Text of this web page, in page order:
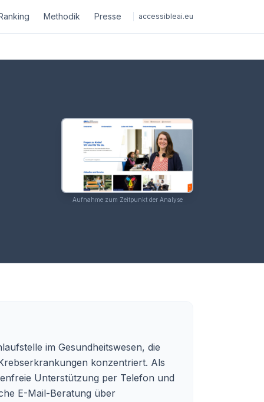
Methodik Presse accessibleai.eu
Aufnahme zum Zeitpunkt der Analyse
im Gesundheitswesen, die
konzentriert. Als
Unterstützung per Telefon und
E-Mail-Beratung über